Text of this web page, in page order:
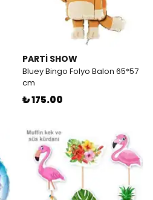
PARTİ SHOW
Bluey Bingo Folyo Balon 65*57
cm
₺ 175.00